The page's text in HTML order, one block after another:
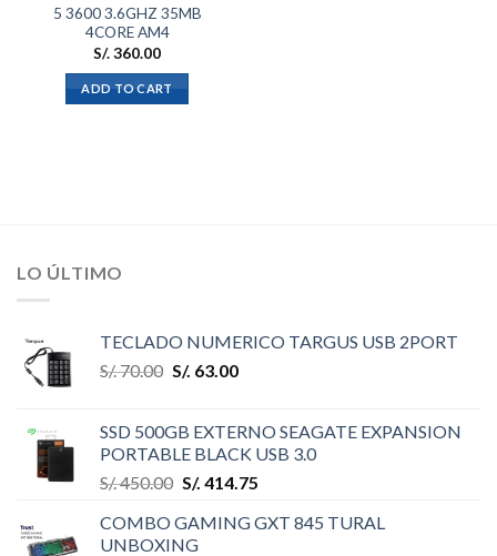
5 3600 3.6GHZ 35MB
4CORE AM4
S/.360.00
ADD TO CART
LO ÚLTIMO
TECLADO NUMERICO TARGUS USB 2PORT
S/.70.00 S/. 63.00
SSD 500GB EXTERNO SEAGATE EXPANSION
PORTABLE BLACK USB 3.0
S/.450.00 S/. 414.75
COMBO GAMING GXT 845 TURAL
UNBOXING